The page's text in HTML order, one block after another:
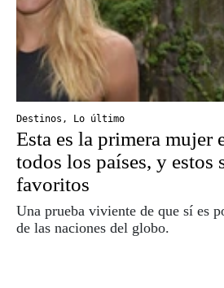
Destinos , Lo último
Esta es la primera mujer
todos los países, y estos
favoritos
Una prueba viviente de que sí es
de las naciones del globo.